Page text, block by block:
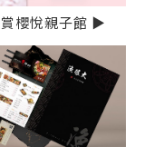
賞櫻悅親子館 ▶️